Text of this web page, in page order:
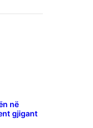
në
gjigant